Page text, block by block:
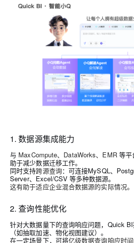
1. 数据源集成能力
与 MaxCompute、DataWorks、EMR等平
助于减少数据迁移工作。
同时支持跨源查询：可连接MySQL、
Server、Excel/CSV 等多种数据源。
这有助于适应企业混合数据源的实际情况。
2. 查询性能优化
针对大数据量下的查询响应问题，Quick
（如抽取加速、物化视图建议）。
在一定场景下，可将亿级数据查询响应时间